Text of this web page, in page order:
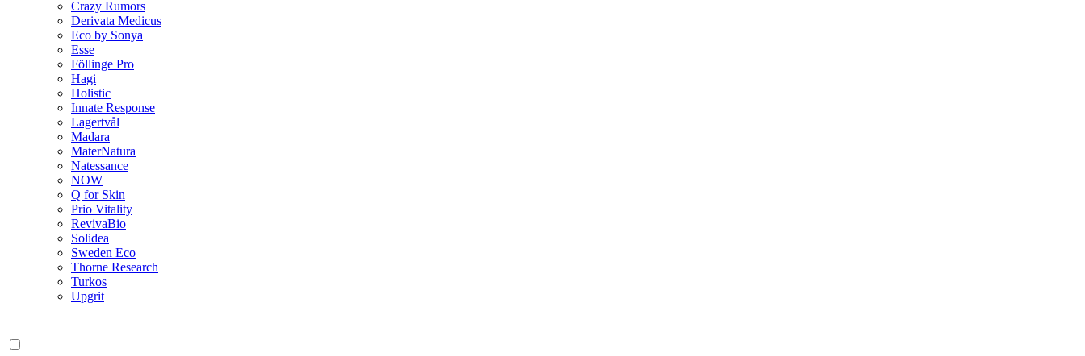
Crazy Rumors
Derivata Medicus
Eco by Sonya
Esse
Föllinge Pro
Hagi
Holistic
Innate Response
Lagertvål
Madara
MaterNatura
Natessance
NOW
Q for Skin
Prio Vitality
RevivaBio
Solidea
Sweden Eco
Thorne Research
Turkos
Upgrit